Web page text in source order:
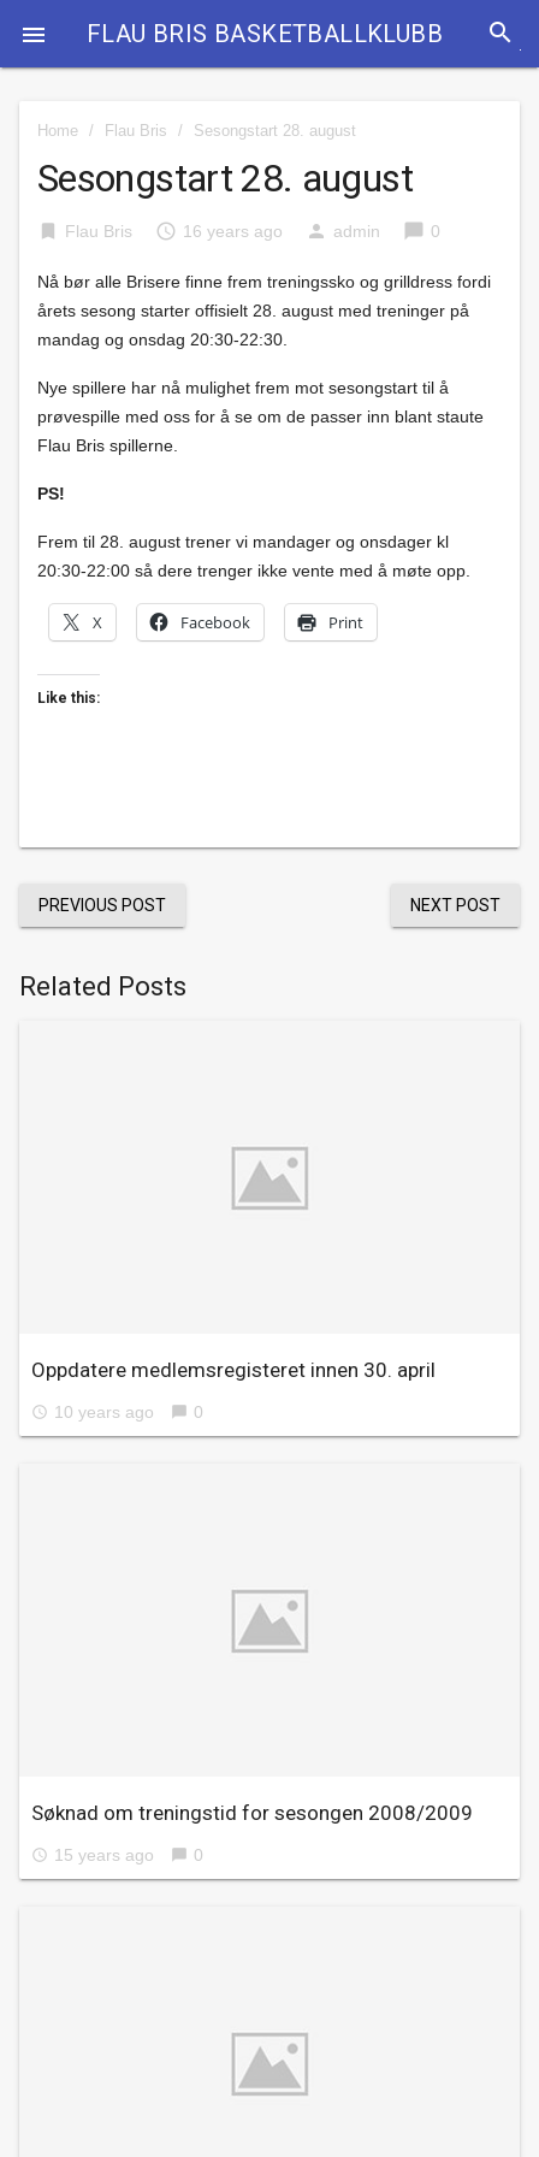
 FLAU BRIS BASKETBALLKLUBB search
Home / Flau Bris / Sesongstart 28. august
Sesongstart 28. august
bookmark Flau Bris access_time 16 years ago person admin chat_bubble 0
Nå bør alle Brisere finne frem treningssko og grilldress fordi
årets sesong starter offisielt 28. august med treninger på
mandag og onsdag 20:30-22:30.
Nye spillere har nå mulighet frem mot sesongstart til å
prøvespille med oss for å se om de passer inn blant staute
Flau Bris spillerne.
PS!
Frem til 28. august trener vi mandager og onsdager kl
20:30-22:00 så dere trenger ikke vente med å møte opp.
X Facebook Print
Like this:
PREVIOUS POST NEXT POST
Related Posts
Oppdatere medlemsregisteret innen 30. april
access_time 10 years ago chat_bubble 0
Søknad om treningstid for sesongen 2008/2009
access_time 15 years ago chat_bubble 0